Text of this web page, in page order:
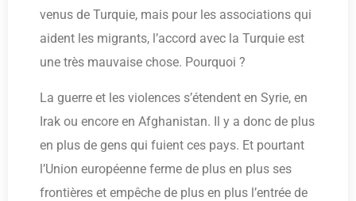
venus de Turquie, mais pour les associations qui
aident les migrants, l’accord avec la Turquie est
une très mauvaise chose. Pourquoi ?
La guerre et les violences s’étendent en Syrie, en
Irak ou encore en Afghanistan. Il y a donc de plus
en plus de gens qui fuient ces pays. Et pourtant
l’Union européenne ferme de plus en plus ses
frontières et empêche de plus en plus l’entrée de